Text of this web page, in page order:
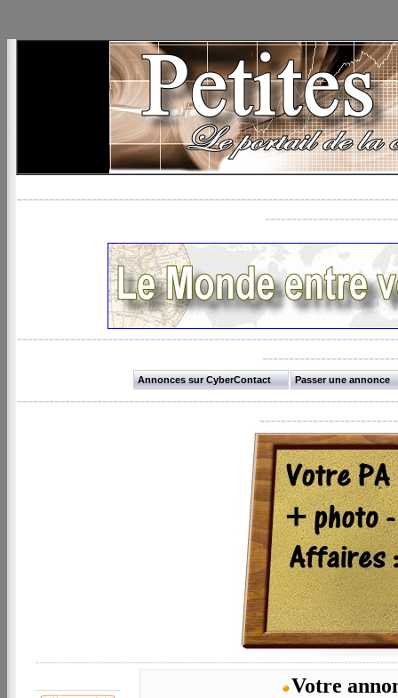
Annonces sur CyberContact Passer une annonce
-------------------------------- Votre